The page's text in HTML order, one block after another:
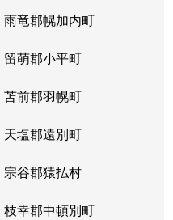
雨竜郡幌加内町
留萌郡小平町
苫前郡羽幌町
天塩郡遠別町
宗谷郡猿払村
枝幸郡中頓別町